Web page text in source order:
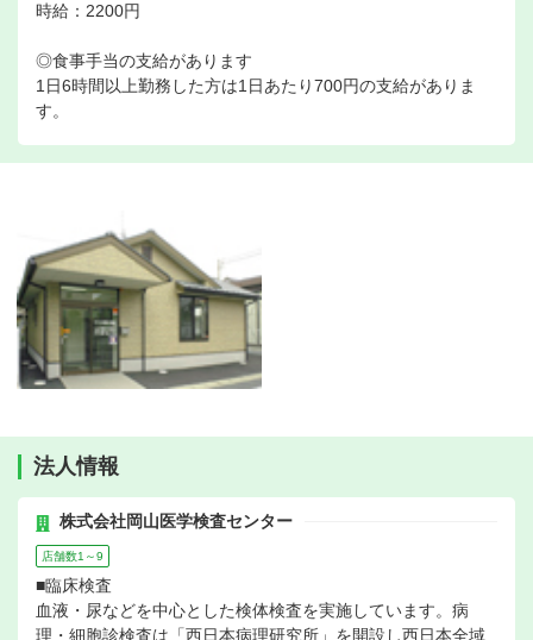
時給：2200円
◎食事手当の支給があります
1日6時間以上勤務した方は1日あたり700円の支給がありま
す。
法人情報
株式会社岡山医学検査センター
店舗数1～9
■臨床検査
血液・尿などを中心とした検体検査を実施しています。病
理・細胞診検査は「西日本病理研究所」を開設し西日本全域